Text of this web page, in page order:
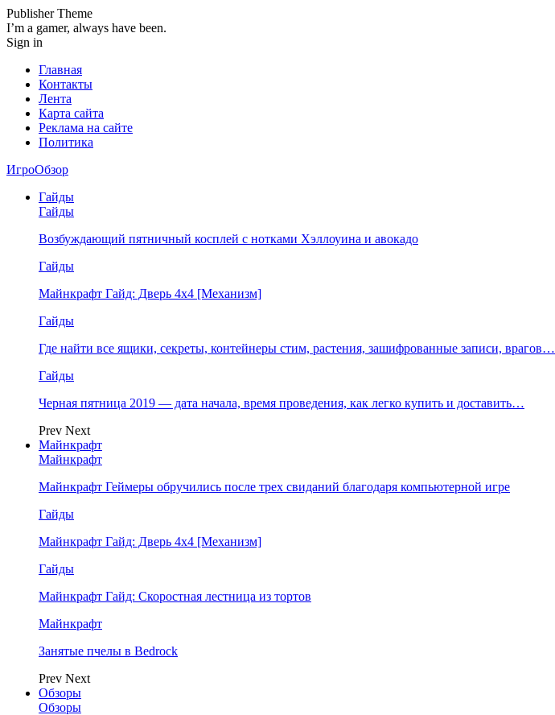
Publisher Theme
I’m a gamer, always have been.
Sign in
Главная
Контакты
Лента
Карта сайта
Реклама на сайте
Политика
ИгроОбзор
Гайды
Гайды
Возбуждающий пятничный косплей с нотками Хэллоуина и авокадо
Гайды
Майнкрафт Гайд: Дверь 4х4 [Механизм]
Гайды
Где найти все ящики, секреты, контейнеры стим, растения, зашифрованные записи, врагов…
Гайды
Черная пятница 2019 — дата начала, время проведения, как легко купить и доставить…
Prev Next
Майнкрафт
Майнкрафт
Майнкрафт Геймеры обручились после трех свиданий благодаря компьютерной игре
Гайды
Майнкрафт Гайд: Дверь 4х4 [Механизм]
Гайды
Майнкрафт Гайд: Скоростная лестница из тортов
Майнкрафт
Занятые пчелы в Bedrock
Prev Next
Обзоры
Обзоры